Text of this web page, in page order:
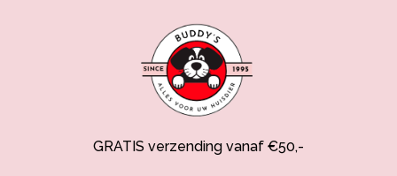
GRATIS verzending vanaf €50,-
Spaarsysteem voor korting!